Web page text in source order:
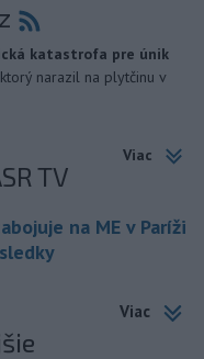
katastrofa pre únik
narazil na plytčinu v
Viac
TV
na ME v Paríži
Viac